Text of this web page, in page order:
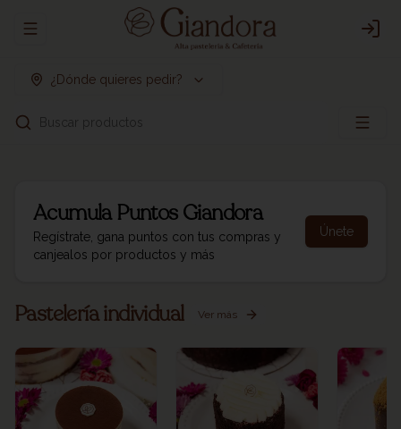
Abrir menu de navegación
¿Dónde quieres pedir?
Buscar productos
AcumulaPuntos Giandora
Regístrate, gana puntos con tus compras y
canjealos por productos y más
Únete
Pastelería individual Ver más